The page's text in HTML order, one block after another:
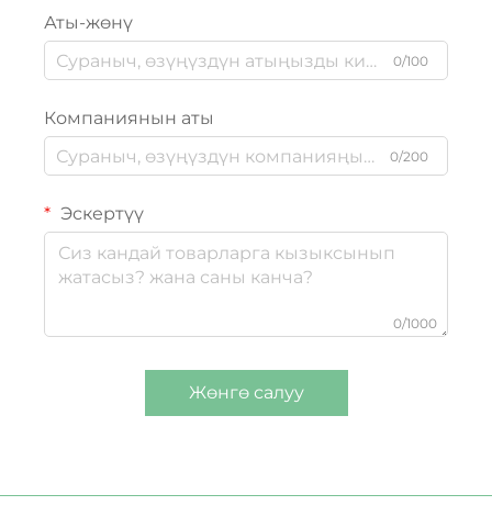
Аты-жөнү
0/100
Компаниянын аты
0/200
Эскертүү
0/1000
Жөнгө салуу